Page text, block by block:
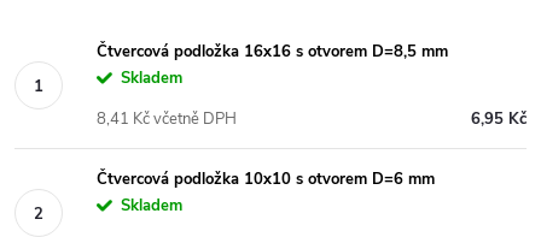
Čtvercová podložka 16x16 s otvorem D=8,5 mm
Skladem
6,95 Kč
8,41 Kč včetně DPH
Čtvercová podložka 10x10 s otvorem D=6 mm
Skladem